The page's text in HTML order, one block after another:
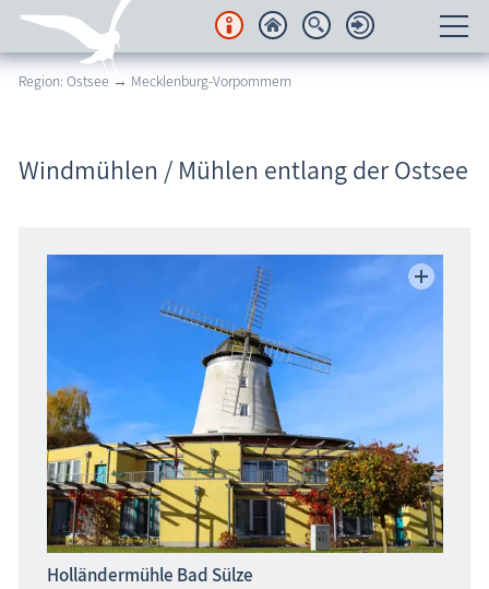
Unterkünfte
Karten
Veranstaltungen
Blog
Region: Ostsee → Mecklenburg-Vorpommern
Windmühlen / Mühlen entlang der Ostsee
Holländermühle Bad Sülze